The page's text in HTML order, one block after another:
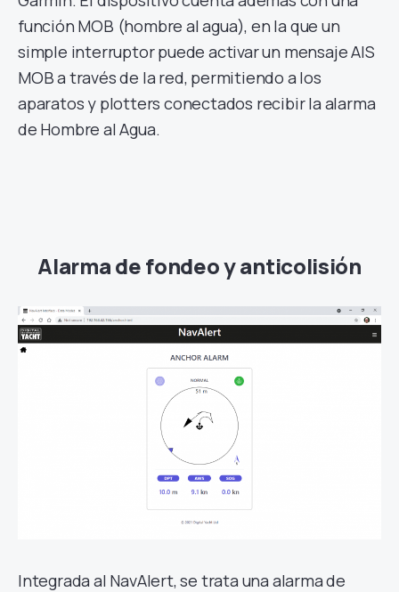
función MOB (hombre al agua), en la que un
simple interruptor puede activar un mensaje AIS
MOB a través de la red, permitiendo a los
aparatos y plotters conectados recibir la alarma
de Hombre al Agua.
Alarma de fondeo y anticolisión
Integrada al NavAlert, se trata una alarma de